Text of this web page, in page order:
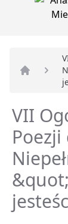
Strona
VII